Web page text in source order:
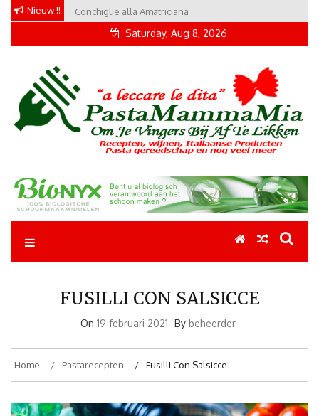
Skip
content
Nieuw !! Tortellini con Proscuitto
Saturday, Aug 8, 2026
Pastamammamia
Pastarecepten om je vingers bij af te likken
FUSILLI CON SALSICCE
On 19 februari 2021 By beheerder
Home Pastarecepten Fusilli Con Salsicce